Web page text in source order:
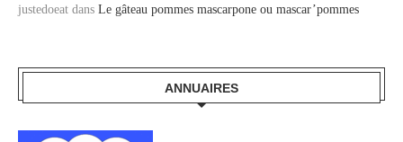
justedoeat dans Le gâteau pommes mascarpone ou mascar’pommes
ANNUAIRES